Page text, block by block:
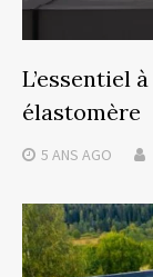
L’essentiel
élastomère
5 ANS AGO